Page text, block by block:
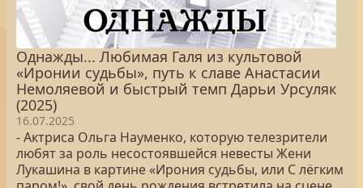
Однажды... Любимая Галя из культовой
«Иронии судьбы», путь к славе Анастасии
Немоляевой и быстрый темп Дарьи Урсуляк
(2025)
16.07.2025
- Актриса Ольга Науменко, которую телезрители
любят за роль несостоявшейся невесты Жени
Лукашина в картине «Ирония судьбы, или С лёгким